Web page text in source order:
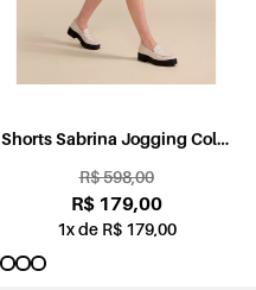
Shorts Sabrina Jogging Color
R$ 598,00
R$ 179,00
1x de R$ 179,00